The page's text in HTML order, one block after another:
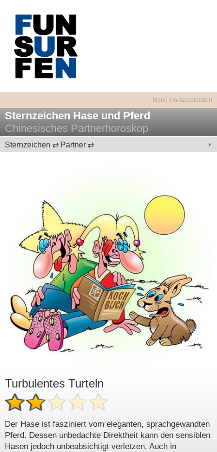
Sternzeichen Hase und Pferd
Chinesisches Partnerhoroskop
Sternzeichen ⇄ Partner ⇄
Turbulentes Turteln
Der Hase ist fasziniert vom eleganten, sprachgewandten
Pferd. Dessen unbedachte Direktheit kann den sensiblen
Hasen jedoch unbeabsichtigt verletzen. Auch in